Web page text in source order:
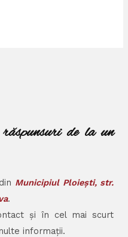
de la un
Municipiul Ploiești, str.
.
și în cel mai scurt
informații.